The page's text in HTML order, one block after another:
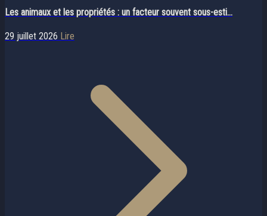
Les animaux et les propriétés : un facteur souvent sous-esti...
29 juillet 2026 Lire